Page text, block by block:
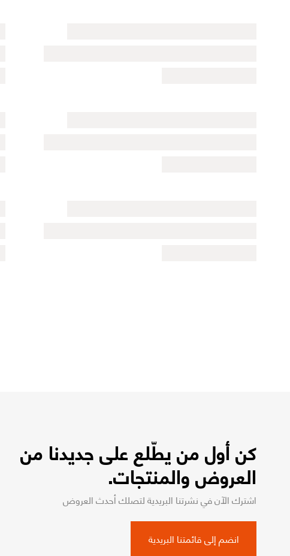
كن أول من يطّلع على جديدنا من
العروض والمنتجات.
اشترك الآن في نشرتنا البريدية لتصلك أحدث العروض
انضم إلى قائمتنا البريدية